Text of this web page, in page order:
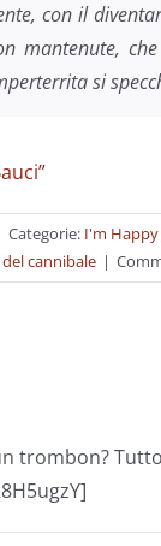
con il
mantenute,
si
Categorie: I'm Happy
cannibale |
trombon?